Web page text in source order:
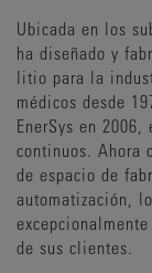
Ubicada en los
ha diseñado y
litio para la
médicos desde
EnerSys en
continuos. Ahora
de espacio de
automatización,
de sus clientes.